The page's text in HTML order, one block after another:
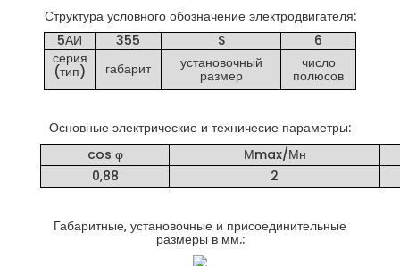
Структура условного обозначение электродвигателя:
5АИ
355 S
6
серия
(тип) габарит установочный
размер
число
полюсов
Основные электрические и техничесие параметры:
cos φ
Мmax/Мн
0,88
2
Габаритные, установочные и присоединительные
размеры в мм.: